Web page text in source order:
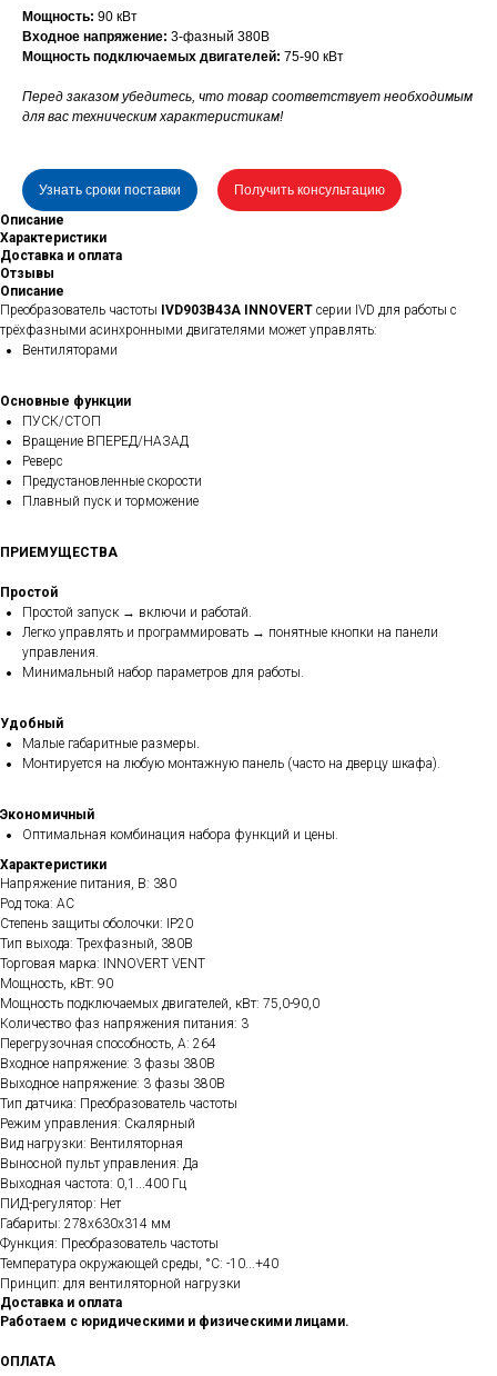
Мощность: 90 кВт
Входное напряжение: 3-фазный 380В
Мощность подключаемых двигателей: 75-90 кВт
Перед заказом убедитесь, что товар соответствует необходимым
для вас техническим характеристикам!
Узнать сроки поставки
Получить консультацию
Описание
Характеристики
Доставка и оплата
Отзывы
Описание
Преобразователь частоты IVD903B43A INNOVERT серии IVD для работы с
трёхфазными асинхронными двигателями может управлять:
Вентиляторами
Основные функции
ПУСК/СТОП
Вращение ВПЕРЕД/НАЗАД
Реверс
Предустановленные скорости
Плавный пуск и торможение
ПРИЕМУЩЕСТВА
Простой
Простой запуск → включи и работай.
Легко управлять и программировать → понятные кнопки на панели
управления.
Минимальный набор параметров для работы.
Удобный
Малые габаритные размеры.
Монтируется на любую монтажную панель (часто на дверцу шкафа).
Экономичный
Оптимальная комбинация набора функций и цены.
Характеристики
Напряжение питания, В: 380
Род тока: AC
Степень защиты оболочки: IP20
Тип выхода: Трехфазный, 380В
Торговая марка: INNOVERT VENT
Мощность, кВт: 90
Мощность подключаемых двигателей, кВт: 75,0-90,0
Количество фаз напряжения питания: 3
Перегрузочная способность, А: 264
Входное напряжение: 3 фазы 380В
Выходное напряжение: 3 фазы 380В
Тип датчика: Преобразователь частоты
Режим управления: Скалярный
Вид нагрузки: Вентиляторная
Выносной пульт управления: Да
Выходная частота: 0,1...400 Гц
ПИД-регулятор: Нет
Габариты: 278х630х314 мм
Функция: Преобразователь частоты
Температура окружающей среды, °C: -10...+40
Принцип: для вентиляторной нагрузки
Доставка и оплата
Работаем с юридическими и физическими лицами.
ОПЛАТА